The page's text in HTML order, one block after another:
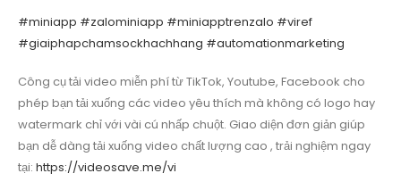
#miniapp #zalominiapp #miniapptrenzalo #viref
#giaiphapchamsockhachhang #automationmarketing
Công cụ tải video miễn phí từ TikTok, Youtube, Facebook cho
phép bạn tải xuống các video yêu thích mà không có logo hay
watermark chỉ với vài cú nhấp chuột. Giao diện đơn giản giúp
bạn dễ dàng tải xuống video chất lượng cao , trải nghiệm ngay
tại: https://videosave.me/vi